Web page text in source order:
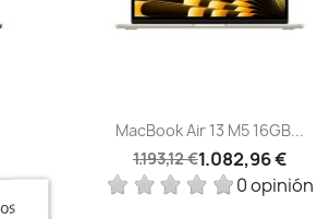
Vista rápida
MacBook Air 13 M5 16GB...
1.193,12 €1.082,96 €
0 opinión